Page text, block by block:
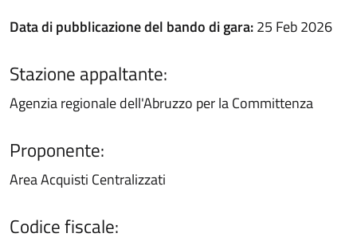
Data di pubblicazione del bando di gara:25 Feb 2026
Stazione appaltante:
Agenzia regionale dell'Abruzzo per la Committenza
Proponente:
Area Acquisti Centralizzati
Codice fiscale: